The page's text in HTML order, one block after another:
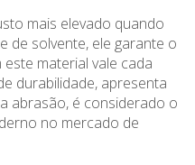
mais elevado quando
de solvente, ele garante o
material vale cada
durabilidade, apresenta
abrasão, é considerado o
no mercado de